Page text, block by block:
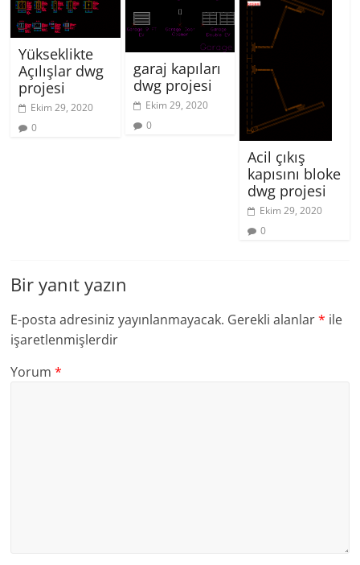
Yükseklikte
Açılışlar dwg
projesi
Ekim 29, 2020
0
garaj kapıları
dwg projesi
Ekim 29, 2020
0
Acil çıkış
kapısını bloke
dwg projesi
Ekim 29, 2020
0
Bir yanıt yazın
E-posta adresiniz yayınlanmayacak. Gerekli alanlar* ile
işaretlenmişlerdir
Yorum*